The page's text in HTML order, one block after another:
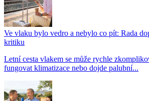
Ve vlaku bylo vedro a nebylo co pít: Rada
kritiku
Letní cesta vlakem se může rychle
fungovat klimatizace nebo dojde palubní...